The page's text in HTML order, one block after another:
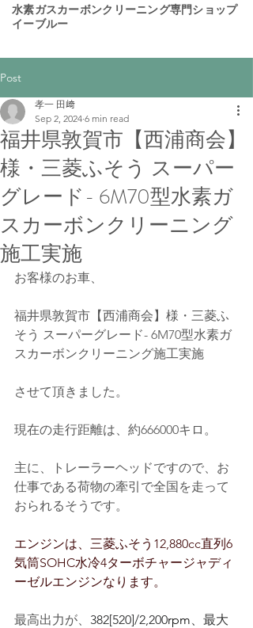
​水素ガスカーボンクリーニング専門ショップ
イーブルー
Post
福井県敦賀市【西浦商会】
様・三菱ふそう スーパー
グレード- 6M70型水素ガ
スカーボンクリーニング
施工実施
孝一 田﨑
Sep 2, 2024 6 min read
お客様のお車、
福井県敦賀市【西浦商会】様・三菱ふ
そう スーパーグレード- 6M70型水素ガ
スカーボンクリーニング施工実施
させて頂きました。
現在の走行距離は、約666000キロ。
主に、トレーラーヘッドですので、お
仕事である荷物の牽引で全国を走って
おられるそうです。
エンジンは、三菱ふそう12,880cc直列6
気筒SOHC水冷4ターボチャージャディ
ーゼルエンジンなります。
最高出力が、 382[520]/2,200rpm、最大